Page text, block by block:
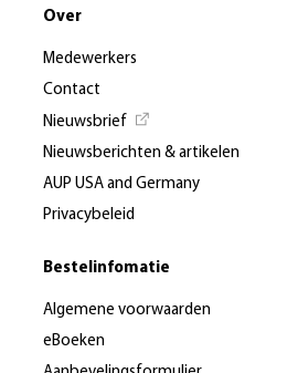
Over
Medewerkers
Contact
Nieuwsbrief
Nieuwsberichten & artikelen
AUP USA and Germany
Privacybeleid
Bestelinfomatie
Algemene voorwaarden
eBoeken